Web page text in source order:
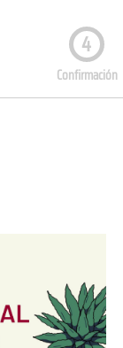
4
Confirmación